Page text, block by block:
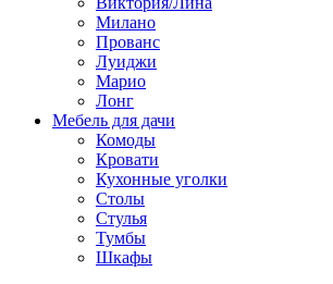
Милано
Прованс
Луиджи
Марио
Лонг
Мебель для дачи
Комоды
Кровати
Кухонные уголки
Столы
Стулья
Тумбы
Шкафы